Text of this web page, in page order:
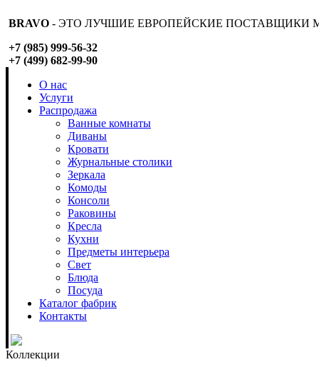
BRAVO - ЭТО ЛУЧШИЕ ЕВРОПЕЙСКИЕ ПОСТАВЩИКИ
+7 (985) 999-56-32
+7 (499) 682-99-90
О нас
Услуги
Распродажа
Ванные комнаты
Диваны
Кровати
Журнальные столики
Зеркала
Комоды
Консоли
Раковины
Кресла
Кухни
Предметы интерьера
Свет
Блюда
Посуда
Каталог фабрик
Контакты
Коллекции